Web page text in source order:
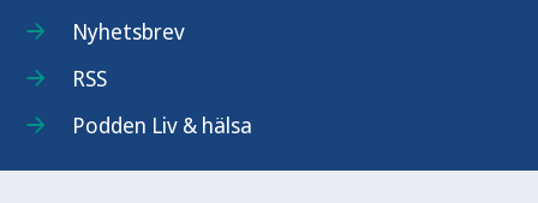
Nyhetsbrev
RSS
Podden Liv & hälsa